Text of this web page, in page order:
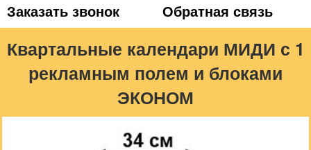
Заказать звонок
Обратная связь
Квартальные календари МИДИ с 1
рекламным полем и блоками
ЭКОНОМ